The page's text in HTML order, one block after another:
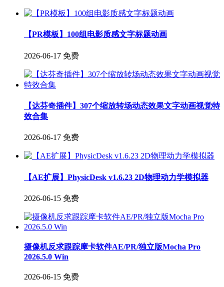
【PR模板】100组电影质感文字标题动画
2026-06-17 免费
【达芬奇插件】307个缩放转场动态效果文字动画视觉特
效合集
2026-06-17 免费
【AE扩展】PhysicDesk v1.6.23 2D物理动力学模拟器
2026-06-15 免费
摄像机反求跟踪摩卡软件AE/PR/独立版Mocha Pro
2026.5.0 Win
2026-06-15 免费